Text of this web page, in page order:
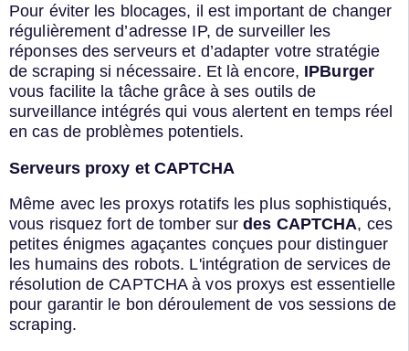
Pour éviter les blocages, il est important de changer
régulièrement d’adresse IP, de surveiller les
réponses des serveurs et d’adapter votre stratégie
de scraping si nécessaire. Et là encore, IPBurger
vous facilite la tâche grâce à ses outils de
surveillance intégrés qui vous alertent en temps réel
en cas de problèmes potentiels.
Serveurs proxy et CAPTCHA
Même avec les proxys rotatifs les plus sophistiqués,
vous risquez fort de tomber surdes CAPTCHA, ces
petites énigmes agaçantes conçues pour distinguer
les humains des robots. L'intégration de services de
résolution de CAPTCHA à vos proxys est essentielle
pour garantir le bon déroulement de vos sessions de
scraping.